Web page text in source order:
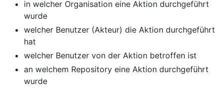
in welcher Organisation eine Aktion durchgeführt
wurde
welcher Benutzer (Akteur) die Aktion durchgeführt
hat
welcher Benutzer von der Aktion betroffen ist
an welchem Repository eine Aktion durchgeführt
wurde